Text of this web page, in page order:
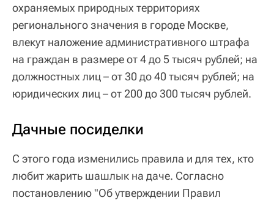
охраняемых природных территориях
регионального значения в городе Москве,
влекут наложение административного штрафа
на граждан в размере от 4 до 5 тысяч рублей; на
должностных лиц – от 30 до 40 тысяч рублей; на
юридических лиц – от 200 до 300 тысяч рублей.
Дачные посиделки
С этого года изменились правила и для тех, кто
любит жарить шашлык на даче. Согласно
постановлению "Об утверждении Правил